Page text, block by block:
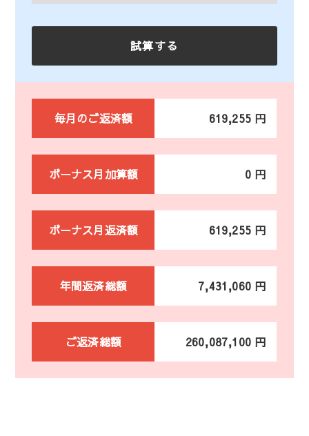
毎月のご返済額 619,255 円
ボーナス月加算額 0 円
ボーナス月返済額 619,255 円
年間返済総額 7,431,060 円
ご返済総額 260,087,100 円